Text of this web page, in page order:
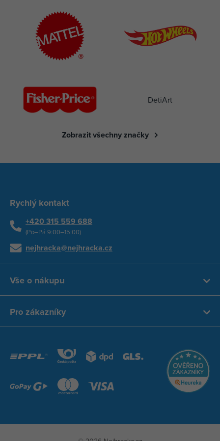
DetiArt
Zobrazit všechny značky
Rychlý kontakt
+420 315 559 688
(Po–Pá 9:00–15:00)
nejhracka@nejhracka.cz
Vše o nákupu
Pro zákazníky